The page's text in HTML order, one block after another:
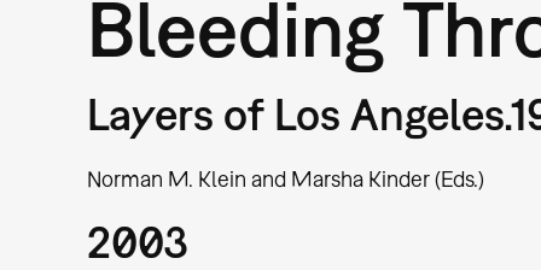
Bleeding
Layers of Los
Norman M. Klein and Marsha Kinder (Eds.)
2003